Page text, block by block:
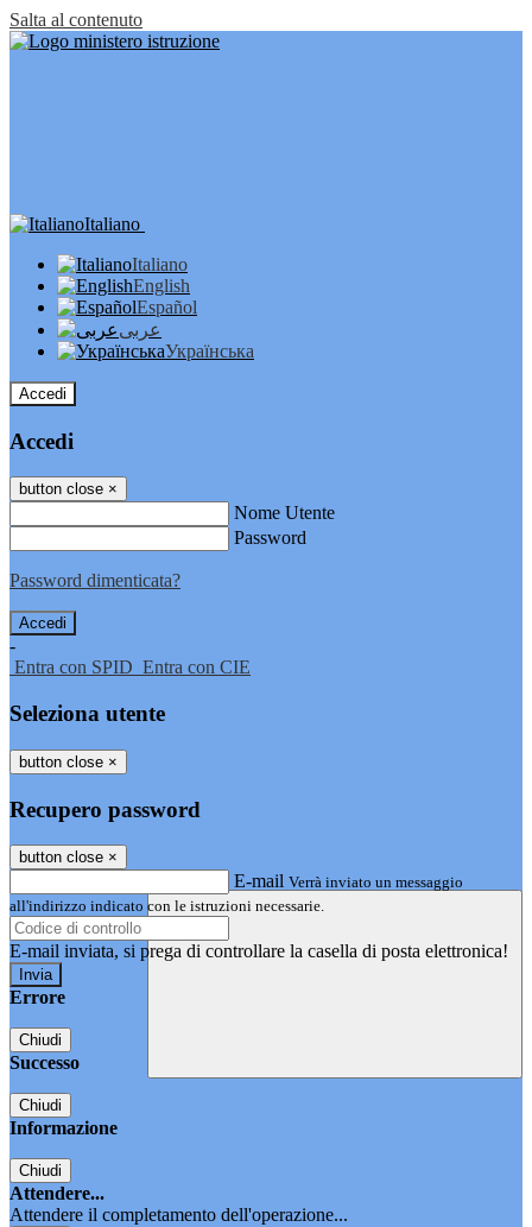
Salta al contenuto
Italiano
Italiano
English
Español
عربى
Українська
Accedi
Accedi
button close ×
Nome Utente
Password
Password dimenticata?
-
Entra con SPID Entra con CIE
Seleziona utente
button close ×
Recupero password
button close ×
E-mail Verrà inviato un messaggio
all'indirizzo indicato con le istruzioni necessarie.
E-mail inviata, si prega di controllare la casella di posta elettronica!
Errore
Chiudi
Successo
Chiudi
Informazione
Chiudi
Attendere...
Attendere il completamento dell'operazione...